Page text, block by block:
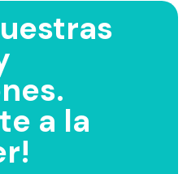
a la